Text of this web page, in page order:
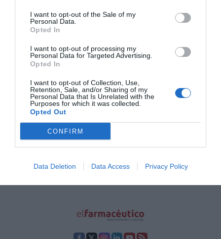
I want to opt-out of the Sale of my
Personal Data.
Opted In
I want to opt-out of processing my
Personal Data for Targeted Advertising.
Opted In
I want to opt-out of Collection, Use,
Retention, Sale, and/or Sharing of my
Personal Data that Is Unrelated with the
Purposes for which it was collected.
Opted Out
CONFIRM
Data Deletion Data Access Privacy Policy
25/11/2019
Alfasigma España, filial de la multinacional
nacional, lanza YOVIS, el probiótico de
confianza.
Lo más leído
No se han encontrado artículos